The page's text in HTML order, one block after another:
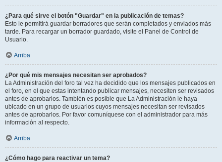
¿Para qué sirve el botón "Guardar" en la publicación de temas?
Esto le permitirá guardar borradores que serán completados y enviados más
tarde. Para recargar un borrador guardado, visite el Panel de Control de
Usuario.
Arriba
¿Por qué mis mensajes necesitan ser aprobados?
La Administración del foro tal vez ha decidido que los mensajes publicados en
el foro, en el que estas intentando publicar mensajes, necesiten ser revisados
antes de aprobarlos. También es posible que La Administración le haya
ubicado en un grupo de usuarios cuyos mensajes necesitan ser revisados
antes de aprobarlos. Por favor comuníquese con el administrador para más
información al respecto.
Arriba
¿Cómo hago para reactivar un tema?